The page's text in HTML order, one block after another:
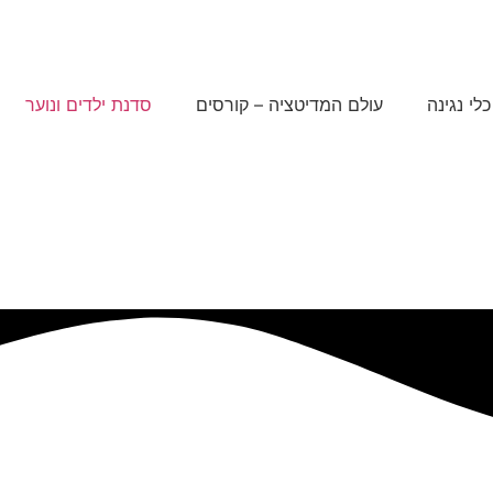
כלי נגינה עולם המדיטציה – קורסים סדנת ילדים ונוער